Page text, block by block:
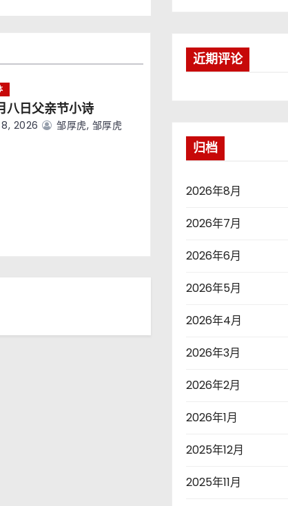
八日父亲节小诗
2026 邹厚虎, 邹厚虎
近期评论
归档
2026年8月
2026年7月
2026年6月
2026年5月
2026年4月
2026年3月
2026年2月
2026年1月
2025年12月
2025年11月